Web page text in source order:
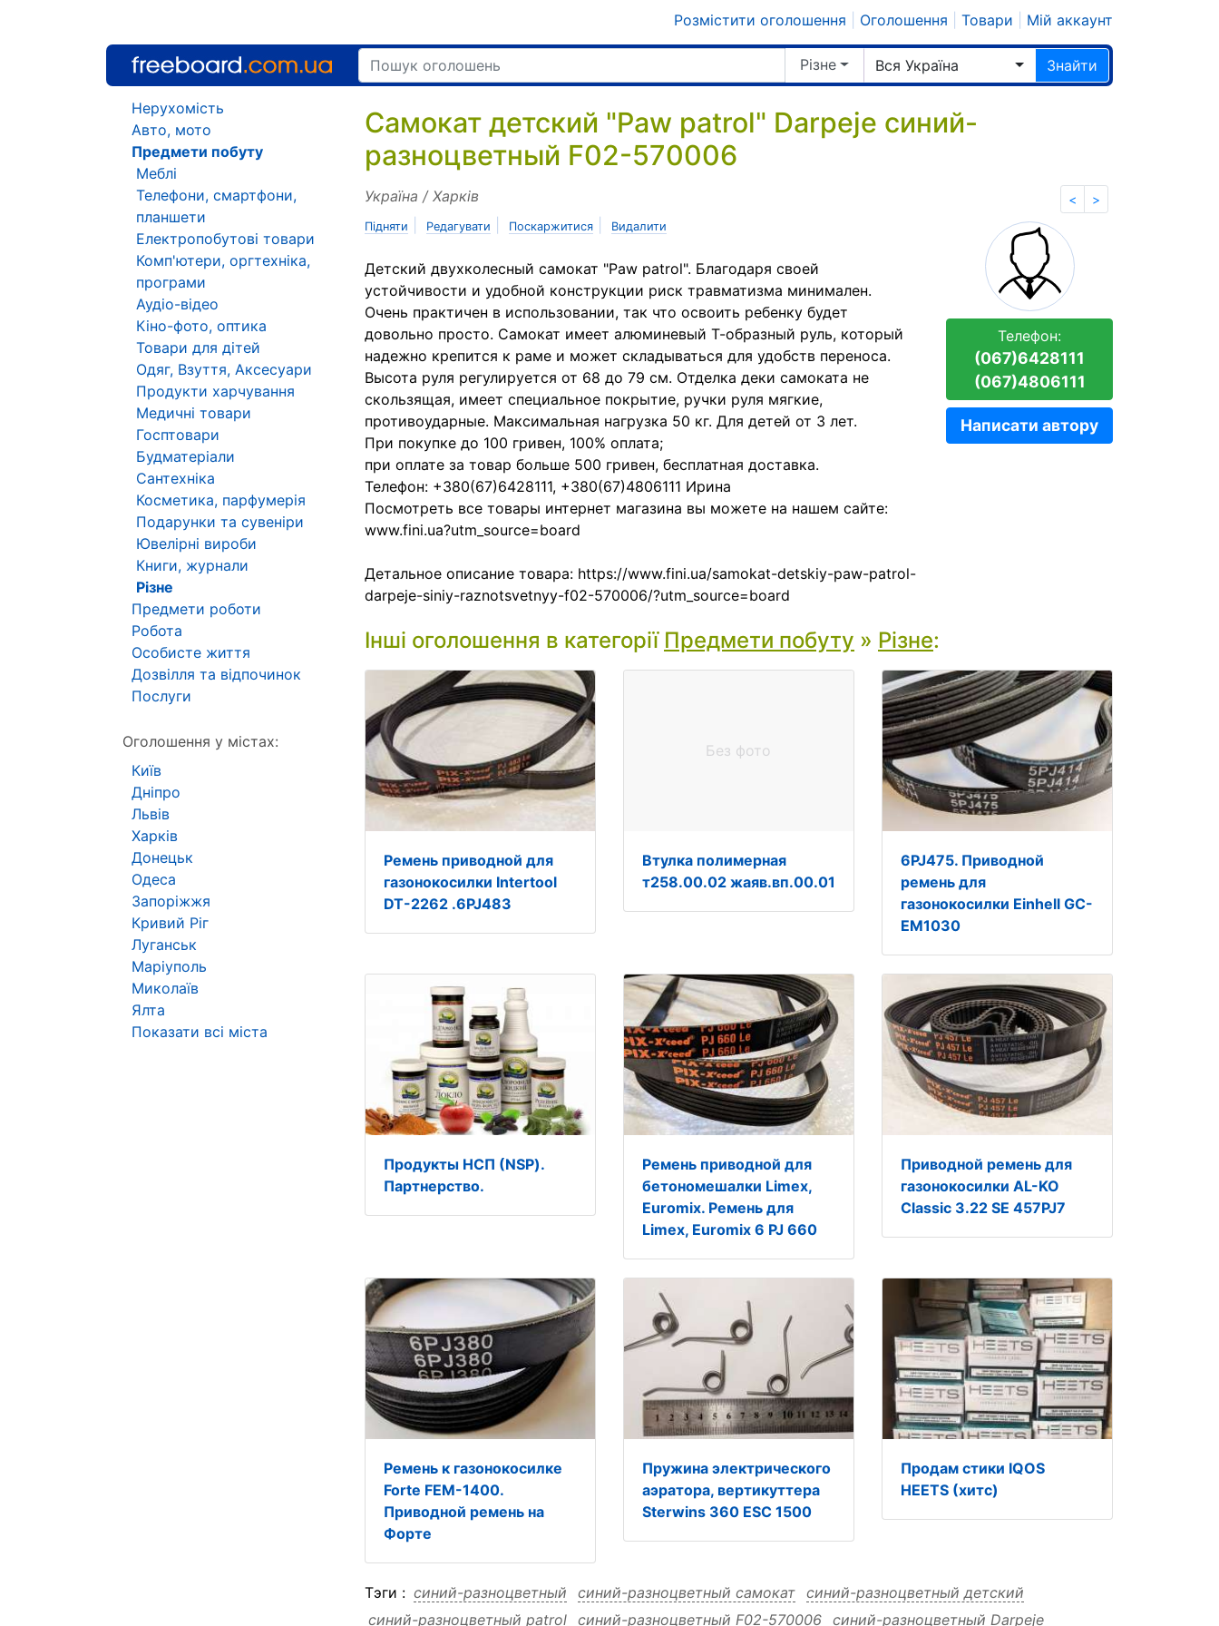
Розмістити оголошення Оголошення Товари Мій аккаунт
Різне Вся Україна Знайти
Самокат детский "Paw patrol" Darpeje синий-
разноцветный F02-570006
< >
Україна / Харків
Підняти Редагувати Поскаржитися Видалити
Детский двухколесный самокат "Paw patrol". Благодаря своей
устойчивости и удобной конструкции риск травматизма минимален.
Очень практичен в использовании, так что освоить ребенку будет
довольно просто. Самокат имеет алюминевый Т-образный руль, который
надежно крепится к раме и может складываться для удобств переноса.
Высота руля регулируется от 68 до 79 см. Отделка деки самоката не
скользящая, имеет специальное покрытие, ручки руля мягкие,
противоударные. Максимальная нагрузка 50 кг. Для детей от 3 лет.
При покупке до 100 гривен, 100% оплата;
при оплате за товар больше 500 гривен, бесплатная доставка.
Телефон: +380(67)6428111, +380(67)4806111 Ирина
Посмотреть все товары интернет магазина вы можете на нашем сайте:
www.fini.ua?utm_source=board
Детальное описание товара: https://www.fini.ua/samokat-detskiy-paw-patrol-
darpeje-siniy-raznotsvetnyy-f02-570006/?utm_source=board
Телефон:
(067)6428111
(067)4806111
Написати автору
Інші оголошення в категорії Предмети побуту » Різне:
Ремень приводной для
газонокосилки Intertool
DT-2262 .6PJ483
Без фото
Втулка полимерная
т258.00.02 жаяв.вп.00.01
6PJ475. Приводной
ремень для
газонокосилки Einhell GC-
EM1030
Продукты НСП (NSP).
Партнерство.
Ремень приводной для
бетономешалки Limex,
Euromix. Ремень для
Limex, Euromix 6 PJ 660
Приводной ремень для
газонокосилки AL-KO
Classic 3.22 SE 457PJ7
Ремень к газонокосилке
Forte FEM-1400.
Приводной ремень на
Форте
Пружина электрического
аэратора, вертикуттера
Sterwins 360 ESC 1500
Продам стики IQOS
HEETS (хитс)
Тэги : синий-разноцветный синий-разноцветный самокат синий-разноцветный детский
синий-разноцветный patrol синий-разноцветный F02-570006 синий-разноцветный Darpeje
Нерухомість
Авто, мото
Предмети побуту
Меблі
Телефони, смартфони,
планшети
Електропобутові товари
Комп'ютери, оргтехніка,
програми
Аудіо-відео
Кіно-фото, оптика
Товари для дітей
Одяг, Взуття, Аксесуари
Продукти харчування
Медичні товари
Госптовари
Будматеріали
Сантехніка
Косметика, парфумерія
Подарунки та сувеніри
Ювелірні вироби
Книги, журнали
Різне
Предмети роботи
Робота
Особисте життя
Дозвілля та відпочинок
Послуги
Оголошення у містах:
Київ
Дніпро
Львів
Харків
Донецьк
Одеса
Запоріжжя
Кривий Ріг
Луганськ
Маріуполь
Миколаїв
Ялта
Показати всі міста